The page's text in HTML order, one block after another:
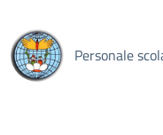
Personale